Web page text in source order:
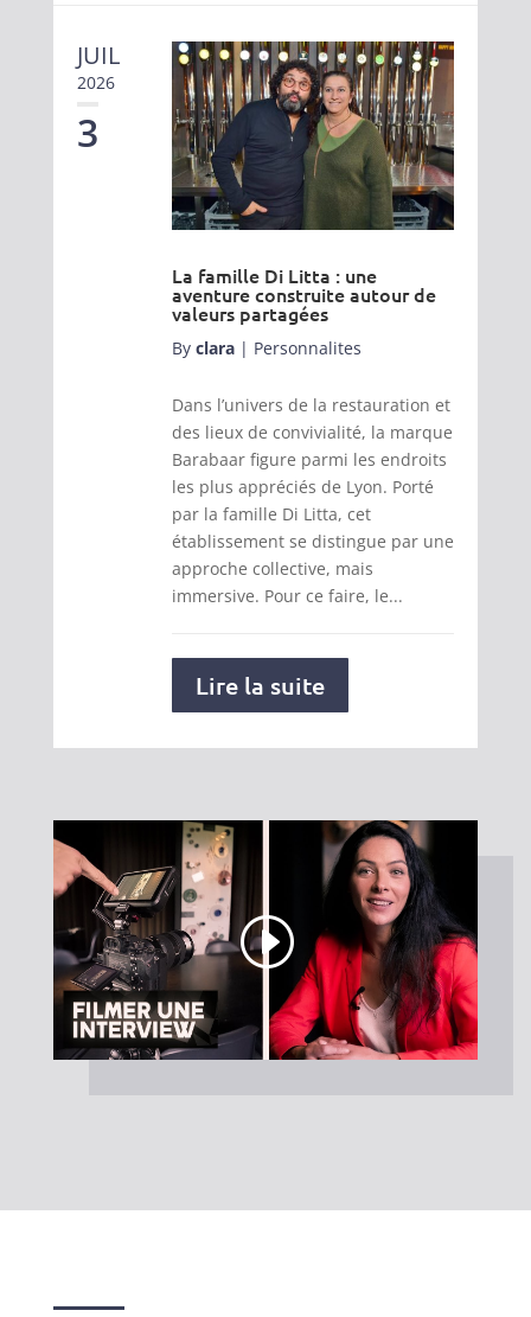
JUIL
2026
3
La famille Di Litta : une
aventure construite autour de
valeurs partagées
By clara| Personnalites
Dans l’univers de la restauration et
des lieux de convivialité, la marque
Barabaar figure parmi les endroits
les plus appréciés de Lyon. Porté
par la famille Di Litta, cet
établissement se distingue par une
approche collective, mais
immersive. Pour ce faire, le...
Lire la suite